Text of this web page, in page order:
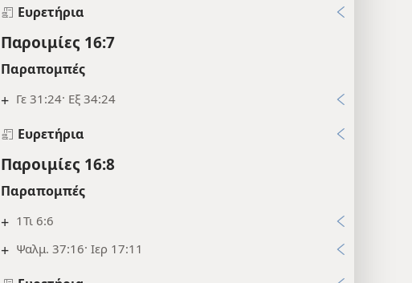
Ευρετήρια
Παροιμίες 16:7
Παραπομπές
+ Γε 31:24· Εξ 34:24
Ευρετήρια
Παροιμίες 16:8
Παραπομπές
+ 1Τι 6:6
+ Ψαλμ. 37:16· Ιερ 17:11